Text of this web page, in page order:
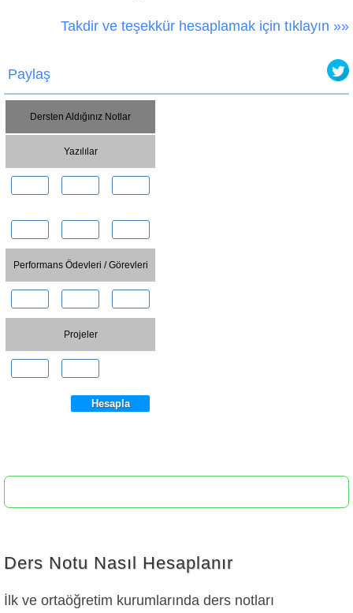
Takdir ve teşekkür hesaplamak için tıklayın »»
Paylaş
Dersten Aldığınız Notlar
Yazılılar
Performans Ödevleri / Görevleri
Projeler
Ders Notu Nasıl Hesaplanır
İlk ve ortaöğretim kurumlarında ders notları